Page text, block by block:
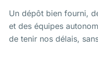
Un dépôt bien fourni,
et des équipes
de tenir nos délais,